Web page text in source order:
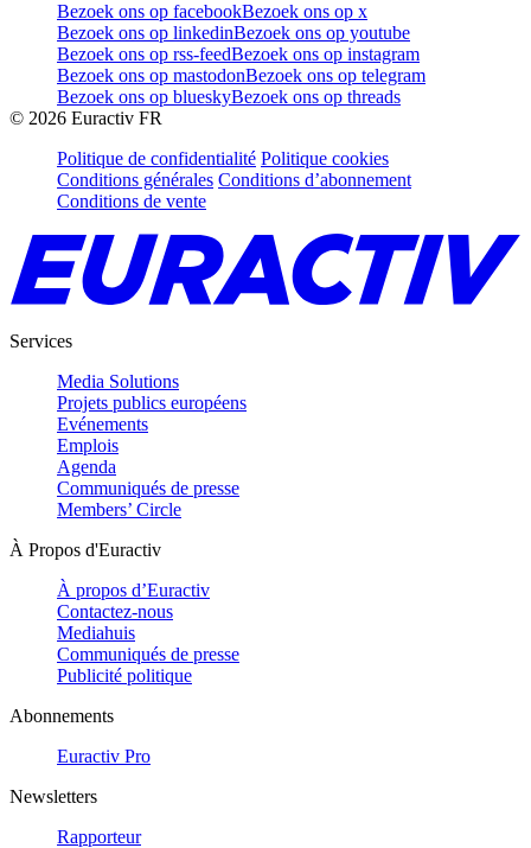
Bezoek ons op facebookBezoek ons op x
Bezoek ons op linkedinBezoek ons op youtube
Bezoek ons op rss-feedBezoek ons op instagram
Bezoek ons op mastodonBezoek ons op telegram
Bezoek ons op blueskyBezoek ons op threads
© 2026 Euractiv FR
Politique de confidentialité Politique cookies
Conditions générales Conditions d’abonnement
Conditions de vente
Services
Media Solutions
Projets publics européens
Evénements
Emplois
Agenda
Communiqués de presse
Members’ Circle
À Propos d'Euractiv
À propos d’Euractiv
Contactez-nous
Mediahuis
Communiqués de presse
Publicité politique
Abonnements
Euractiv Pro
Newsletters
Rapporteur